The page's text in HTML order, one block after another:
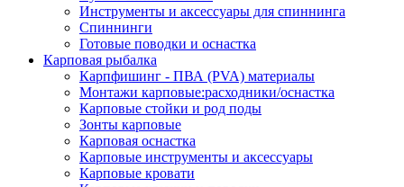
Инструменты и аксессуары для спиннинга
Спиннинги
Готовые поводки и оснастка
Карповая рыбалка
Карпфишинг - ПВА (PVA) материалы
Монтажи карповые:расходники/оснастка
Карповые стойки и род поды
Зонты карповые
Карповая оснастка
Карповые инструменты и аксессуары
Карповые кровати